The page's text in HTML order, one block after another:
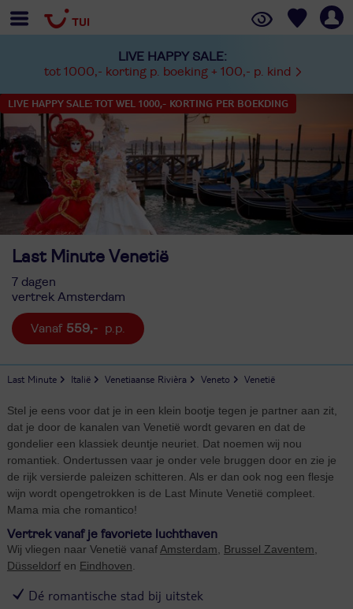
LIVE HAPPY SALE:
tot 1000,- korting p. boeking + 100,- p. kind
LIVE HAPPY SALE: TOT WEL 1000,- KORTING PER BOEKDING
Last Minute Venetië
7 dagen
vertrek Amsterdam
559,-
Last Minute Italië Venetiaanse Rivièra Veneto Venetië
Stel je eens voor dat je in een klein bootje tegen je partner aan zit,
dat je door de kanalen van Venetië wordt gevaren en dat de
gondelier een klassiek deuntje neuriet. Dat noemen wij nou
romantiek. Ondertussen vaar je onder vele bruggen door en zie je
de rijk versierde paleizen schitteren. Als er dan ook nog een flesje
wijn wordt opengetrokken is de Last Minute Venetië compleet.
Mama mia che romantico!
Vertrek vanaf je favoriete luchthaven
Wij vliegen naar Venetië vanaf Amsterdam Brussel Zaventem
Düsseldorfen Eindhoven
Dé romantische stad bij uitstek